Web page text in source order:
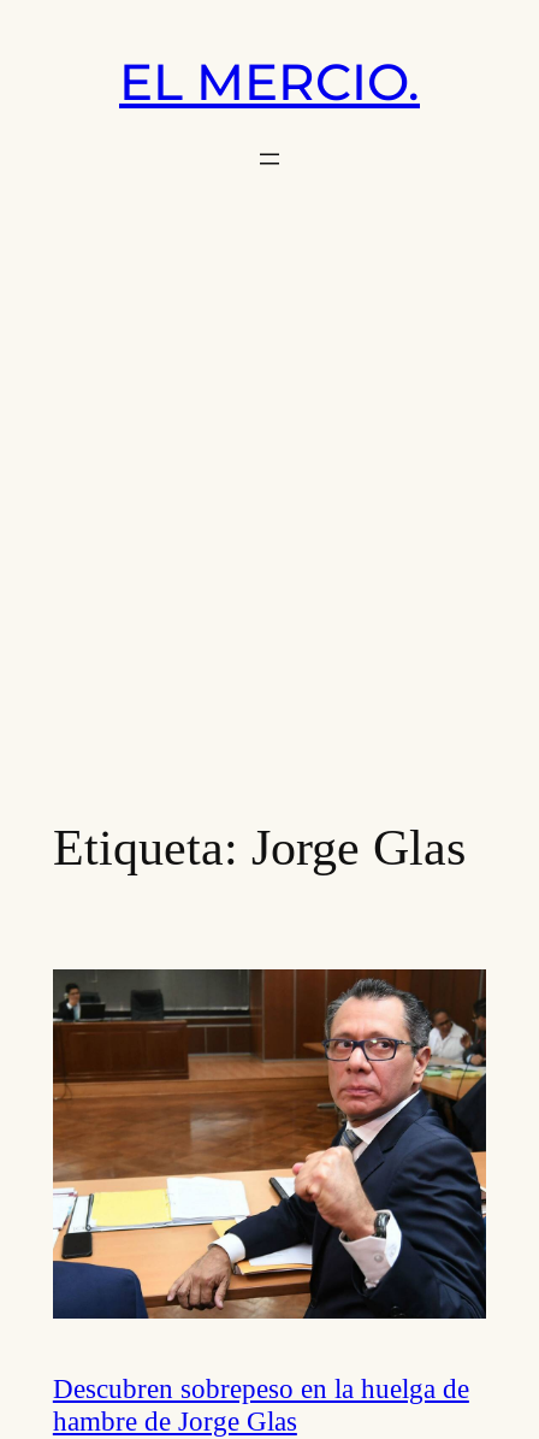
EL MERCIO.
Etiqueta: Jorge Glas
Descubren sobrepeso en la huelga de
hambre de Jorge Glas